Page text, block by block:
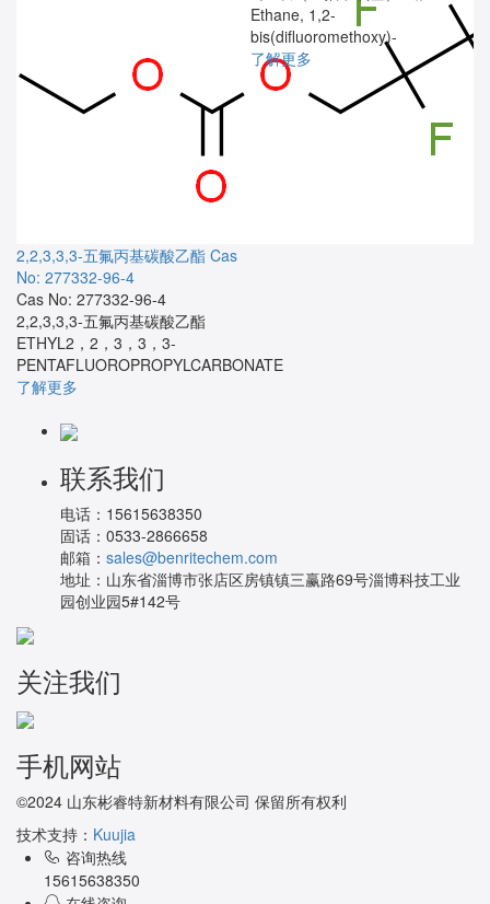
2,2,3,3,3-五氟丙基碳酸乙酯 Cas
No: 277332-96-4
Cas No: 277332-96-4
2,2,3,3,3-五氟丙基碳酸乙酯
ETHYL2，2，3，3，3-
PENTAFLUOROPROPYLCARBONATE
了解更多
Ethane, 1,2-
bis(difluoromethoxy)-
了解更多
联系我们
电话： 15615638350
固话： 0533-2866658
邮箱： sales@benritechem.com
地址： 山东省淄博市张店区房镇镇三赢路69号淄博科技工业
园创业园5#142号
关注我们
手机网站
©2024 山东彬睿特新材料有限公司 保留所有权利
技术支持： Kuujia
咨询热线
15615638350